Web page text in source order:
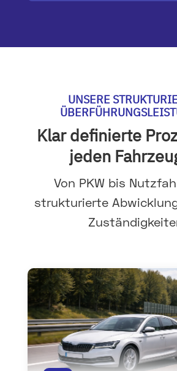
UNSERE
Klar definierte
jeden
Von PKW bis
strukturierte